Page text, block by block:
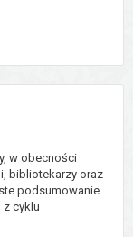
w obecności
bibliotekarzy oraz
podsumowanie
z cyklu